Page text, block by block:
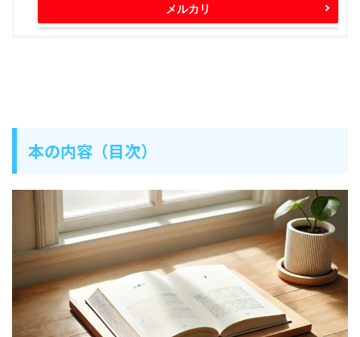
メルカリ
本の内容（目次）